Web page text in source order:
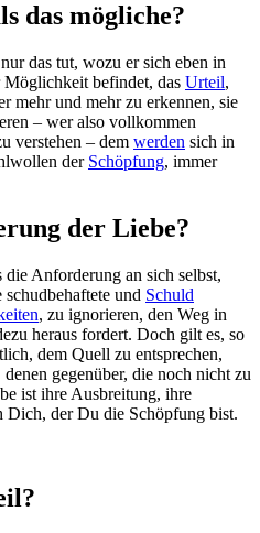
das mögliche?
das tut, wozu er sich eben in
befindet, das Urteil,
mehr und mehr zu erkennen, sie
– wer also vollkommen
verstehen – dem werden sich in
der Schöpfung, immer
der Liebe?
Anforderung an sich selbst,
und Schuld
, zu ignorieren, den Weg in
heraus fordert. Doch gilt es, so
dem Quell zu entsprechen,
gegenüber, die noch nicht zu
ist ihre Ausbreitung, ihre
Dich, der Du die Schöpfung bist.